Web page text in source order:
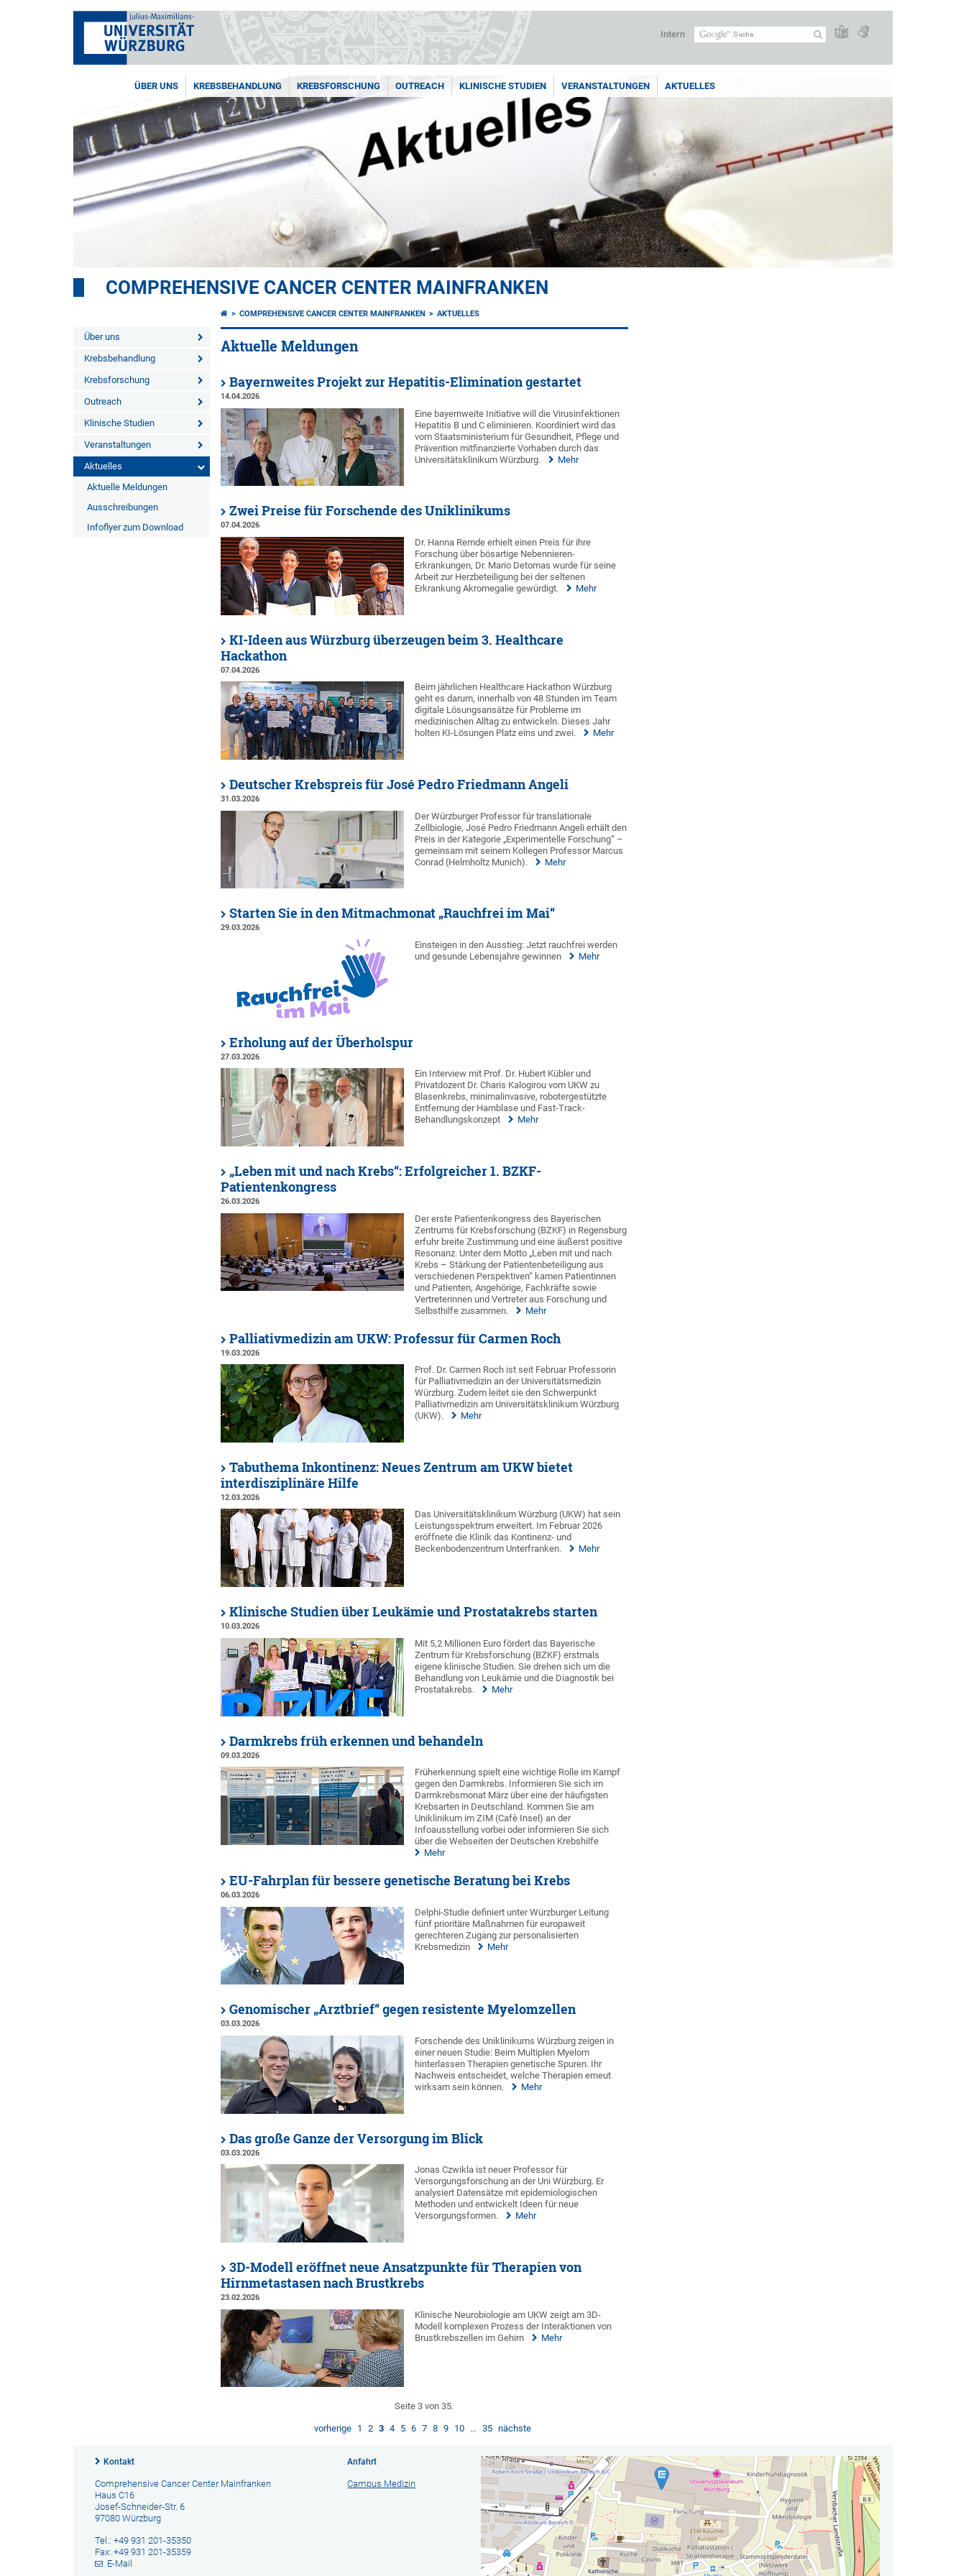
Intern
ÜBER UNS KREBSBEHANDLUNG KREBSFORSCHUNG OUTREACH KLINISCHE STUDIEN VERANSTALTUNGEN AKTUELLES
COMPREHENSIVE CANCER CENTER MAINFRANKEN
Über uns
Krebsbehandlung
Krebsforschung
Outreach
Klinische Studien
Veranstaltungen
Aktuelles
Aktuelle Meldungen
Ausschreibungen
Infoflyer zum Download
COMPREHENSIVE CANCER CENTER MAINFRANKEN AKTUELLES
Aktuelle Meldungen
Bayernweites Projekt zur Hepatitis-Elimination gestartet
14.04.2026
Eine bayernweite Initiative will die Virusinfektionen
Hepatitis B und C eliminieren. Koordiniert wird das
vom Staatsministerium für Gesundheit, Pflege und
Prävention mitfinanzierte Vorhaben durch das
Universitätsklinikum Würzburg.
Mehr
Zwei Preise für Forschende des Uniklinikums
07.04.2026
Dr. Hanna Remde erhielt einen Preis für ihre
Forschung über bösartige Nebennieren-
Erkrankungen, Dr. Mario Detomas wurde für seine
Arbeit zur Herzbeteiligung bei der seltenen
Erkrankung Akromegalie gewürdigt.
Mehr
KI-Ideen aus Würzburg überzeugen beim 3. Healthcare
Hackathon
07.04.2026
Beim jährlichen Healthcare Hackathon Würzburg
geht es darum, innerhalb von 48 Stunden im Team
digitale Lösungsansätze für Probleme im
medizinischen Alltag zu entwickeln. Dieses Jahr
holten KI-Lösungen Platz eins und zwei.
Mehr
Deutscher Krebspreis für José Pedro Friedmann Angeli
31.03.2026
Der Würzburger Professor für translationale
Zellbiologie, José Pedro Friedmann Angeli erhält den
Preis in der Kategorie „Experimentelle Forschung“ –
gemeinsam mit seinem Kollegen Professor Marcus
Conrad (Helmholtz Munich).
Mehr
Starten Sie in den Mitmachmonat „Rauchfrei im Mai“
29.03.2026
Einsteigen in den Ausstieg: Jetzt rauchfrei werden
und gesunde Lebensjahre gewinnen
Mehr
Erholung auf der Überholspur
27.03.2026
Ein Interview mit Prof. Dr. Hubert Kübler und
Privatdozent Dr. Charis Kalogirou vom UKW zu
Blasenkrebs, minimalinvasive, robotergestützte
Entfernung der Harnblase und Fast-Track-
Behandlungskonzept
Mehr
„Leben mit und nach Krebs“: Erfolgreicher 1. BZKF-
Patientenkongress
26.03.2026
Der erste Patientenkongress des Bayerischen
Zentrums für Krebsforschung (BZKF) in Regensburg
erfuhr breite Zustimmung und eine äußerst positive
Resonanz. Unter dem Motto „Leben mit und nach
Krebs – Stärkung der Patientenbeteiligung aus
verschiedenen Perspektiven“ kamen Patientinnen
und Patienten, Angehörige, Fachkräfte sowie
Vertreterinnen und Vertreter aus Forschung und
Selbsthilfe zusammen.
Mehr
Palliativmedizin am UKW: Professur für Carmen Roch
19.03.2026
Prof. Dr. Carmen Roch ist seit Februar Professorin
für Palliativmedizin an der Universitätsmedizin
Würzburg. Zudem leitet sie den Schwerpunkt
Palliativmedizin am Universitätsklinikum Würzburg
(UKW).
Mehr
Tabuthema Inkontinenz: Neues Zentrum am UKW bietet
interdisziplinäre Hilfe
12.03.2026
Das Universitätsklinikum Würzburg (UKW) hat sein
Leistungsspektrum erweitert. Im Februar 2026
eröffnete die Klinik das Kontinenz- und
Beckenbodenzentrum Unterfranken.
Mehr
Klinische Studien über Leukämie und Prostatakrebs starten
10.03.2026
Mit 5,2 Millionen Euro fördert das Bayerische
Zentrum für Krebsforschung (BZKF) erstmals
eigene klinische Studien. Sie drehen sich um die
Behandlung von Leukämie und die Diagnostik bei
Prostatakrebs.
Mehr
Darmkrebs früh erkennen und behandeln
09.03.2026
Früherkennung spielt eine wichtige Rolle im Kampf
gegen den Darmkrebs. Informieren Sie sich im
Darmkrebsmonat März über eine der häufigsten
Krebsarten in Deutschland. Kommen Sie am
Uniklinikum im ZIM (Cafè Insel) an der
Infoausstellung vorbei oder informieren Sie sich
über die Webseiten der Deutschen Krebshilfe
Mehr
EU-Fahrplan für bessere genetische Beratung bei Krebs
06.03.2026
Delphi-Studie definiert unter Würzburger Leitung
fünf prioritäre Maßnahmen für europaweit
gerechteren Zugang zur personalisierten
Krebsmedizin
Mehr
Genomischer „Arztbrief“ gegen resistente Myelomzellen
03.03.2026
Forschende des Uniklinikums Würzburg zeigen in
einer neuen Studie: Beim Multiplen Myelom
hinterlassen Therapien genetische Spuren. Ihr
Nachweis entscheidet, welche Therapien erneut
wirksam sein können.
Mehr
Das große Ganze der Versorgung im Blick
03.03.2026
Jonas Czwikla ist neuer Professor für
Versorgungsforschung an der Uni Würzburg. Er
analysiert Datensätze mit epidemiologischen
Methoden und entwickelt Ideen für neue
Versorgungsformen.
Mehr
3D-Modell eröffnet neue Ansatzpunkte für Therapien von
Hirnmetastasen nach Brustkrebs
23.02.2026
Klinische Neurobiologie am UKW zeigt am 3D-
Modell komplexen Prozess der Interaktionen von
Brustkrebszellen im Gehirn
Mehr
Seite 3 von 35.
vorherige 1 2 3 4 5 6 7 8 9 10 … 35 nächste
Kontakt
Comprehensive Cancer Center Mainfranken
Haus C16
Josef-Schneider-Str. 6
97080 Würzburg
Tel.: +49 931 201-35350
Fax: +49 931 201-35359
E-Mail
Anfahrt
Campus Medizin